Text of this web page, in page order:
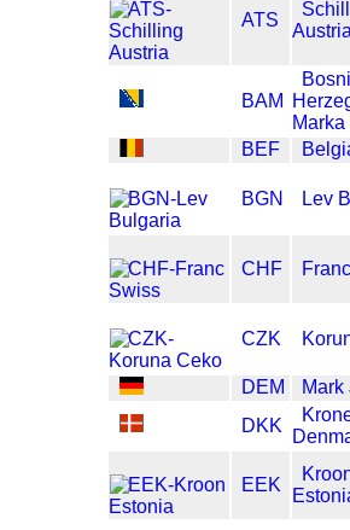
ATS
BAM
Marka
BEF
BGN Lev
CHF
CZK
DEM
Mark
DKK
EEK